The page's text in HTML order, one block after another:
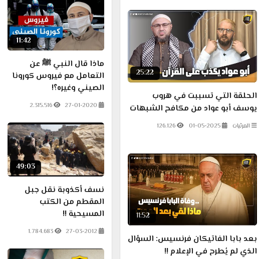
25:22
الحلقة التي تسببت في هروب
يوسف أبو عواد من مكافح الشبهات
!! المرئيات 01-05-2025
126.126
11:52
بعد بابا الفاتيكان فرنسيس: السؤال
الذي لم يُطرح في الإعلام !!
11:42
ماذا قال النبي ﷺ عن
التعامل مع فيروس كورونا
الصيني وغيره؟!
27-01-2020
2.315.516
49:03
نسف أكذوبة نقل جبل
المقطم من الكتب
المسيحية !!
27-03-2012
1.784.683